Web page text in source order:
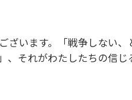
います。「戦争しない、
、それがわたしたちの信